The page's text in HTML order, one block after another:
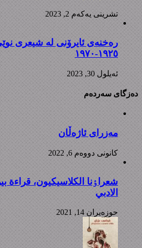
تشرینی یه‌كه‌م 2, 2023
رەخنەی ئایرۆنی لە شیعری
١٩٢٥-١٩٧٠
ئه‌یلول 30, 2023
دەزگای سەردەم
مەزرای ئاژەڵان
كانونی دووه‌م 6, 2022
شعراٶنا الکلاسیکیون، قراءة
الادبي
حوزه‌یران 14, 2021